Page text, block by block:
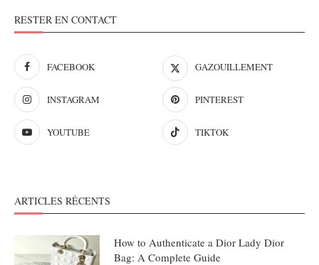
RESTER EN CONTACT
FACEBOOK GAZOUILLEMENT
INSTAGRAM PINTEREST
YOUTUBE TIKTOK
ARTICLES RÉCENTS
How to Authenticate a Dior Lady Dior
Bag: A Complete Guide